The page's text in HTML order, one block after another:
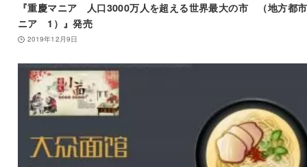
『重慶マニア 人口3000万人を超える世界最大の市 （地方都
ニア 1）』発売
2019年12月9日